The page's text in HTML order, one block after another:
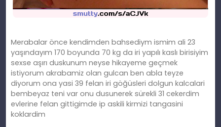
Merabalar önce kendimden bahsediym ismim ali 23
yaşındayım 170 boyunda 70 kg da iri yapılı kaslı birisiyim
sexse aşırı duskunum neyse hikayeme geçmek
istiyorum akrabamiz olan gulcan ben abla teyze
diyorum ona yasi 39 felan iri göğüsleri dolgun kalcalari
bembeyaz teni var onu dusunerek sürekli 31 cekerdim
evlerine felan gittigimde ip askili kirmizi tangasini
koklardim